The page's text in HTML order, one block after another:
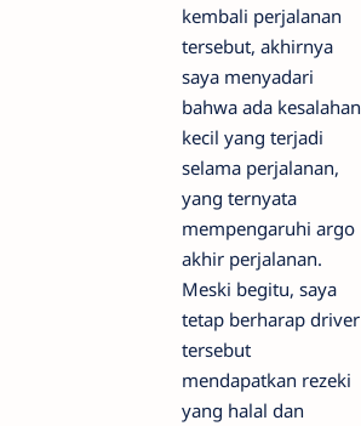
kembali perjalanan
tersebut, akhirnya
saya menyadari
bahwa ada kesalahan
kecil yang terjadi
selama perjalanan,
yang ternyata
mempengaruhi argo
akhir perjalanan.
Meski begitu, saya
tetap berharap driver
tersebut
mendapatkan rezeki
yang halal dan